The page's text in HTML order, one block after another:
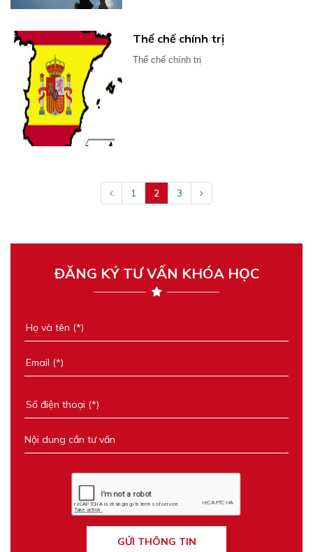
Thể chế chính trị
Thể chế chính trị
1 2 3
ĐĂNG KÝ TƯ VẤN KHÓA HỌC
GỬI THÔNG TIN